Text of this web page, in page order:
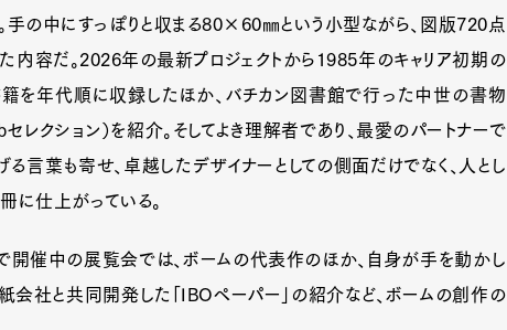
。手の中にすっぽりと収まる80×60㎜という小型ながら、図版720点
容だ。2026年の最新プロジェクトから1985年のキャリア初期の
を年代順に収録したほか、バチカン図書館で行った中世の書物
レクション）を紹介。そしてよき理解者であり、最愛のパートナーで
る言葉も寄せ、卓越したデザイナーとしての側面だけでなく、人とし
に仕上がっている。
催中の展覧会では、ボームの代表作のほか、自身が手を動かし
紙会社と共同開発した「IBOペーパー」の紹介など、ボームの創作の